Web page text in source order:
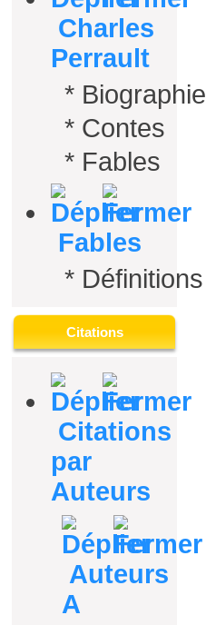
Charles
Perrault
* Biographie
* Contes
* Fables
Fables
* Définitions
Citations
Citations
par
Auteurs
Auteurs
A